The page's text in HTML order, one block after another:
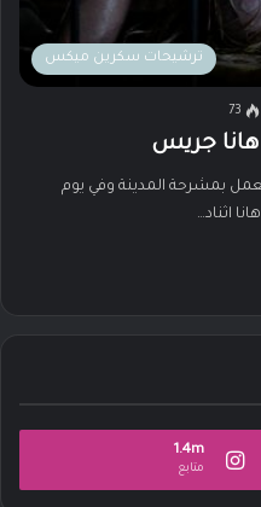
ترشيحات سكرين ميكس
73
هانا جريس
بمشرحة المدينة وفي يوم
اثناد…
1.4m
متابع